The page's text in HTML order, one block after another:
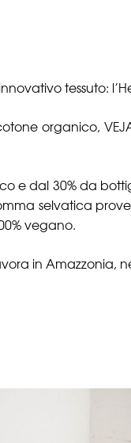
tessuto:
organico,
e dal 30% da
selvatica
vegano.
in Amazzonia,